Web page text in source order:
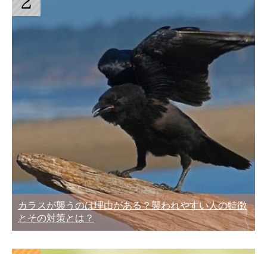
カラスが襲うのは理由がある？襲われやすい人の特徴
とその対策とは？